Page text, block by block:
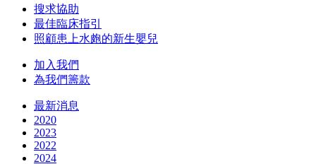
搜求協助
最佳臨床指引
照顧患上水皰的新生嬰兒
加入我們
為我們籌款
最新消息
2020
2023
2022
2024